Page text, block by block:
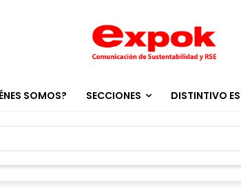
SOMOS? SECCIONES DISTINTIVO